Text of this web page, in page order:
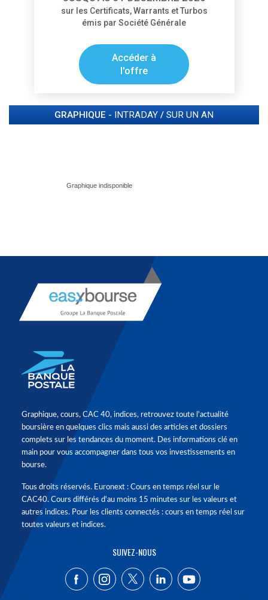
sur les Certificats, Warrants et Turbos
émis par Société Générale
Accéder à
l'offre
GRAPHIQUE - INTRADAY / SUR UN AN
Graphique, cours, CAC 40, indices, retrouvez toute l'actualité
boursière en quelques clics mais aussi des articles et dossiers
complets sur les tendances du moment. Des informations clé en
main pour vous accompagner dans tous vos investissements en
bourse.
Tous droits réservés. Euronext : Cours en temps réel sur le
CAC40. Cours différés d'au moins 15 minutes sur les valeurs et
autres indices. Pour les clients connectés : cours en temps réel sur
toutes valeurs et indices.
SUIVEZ-NOUS